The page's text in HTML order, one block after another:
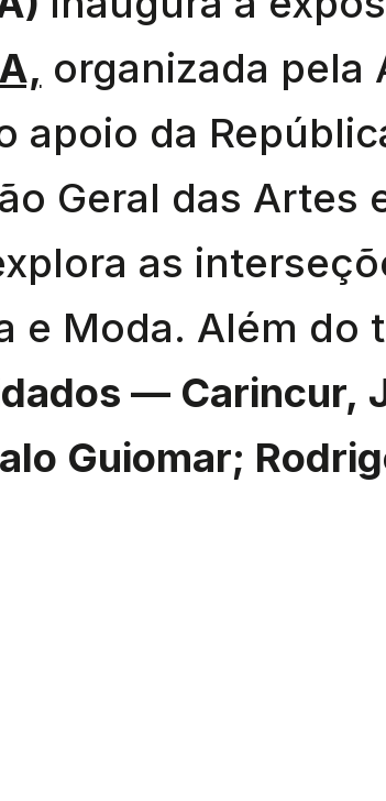
organizada pela
apoio da
Geral das Artes
as
e Moda. Além do
­— Carincur,
Guiomar;